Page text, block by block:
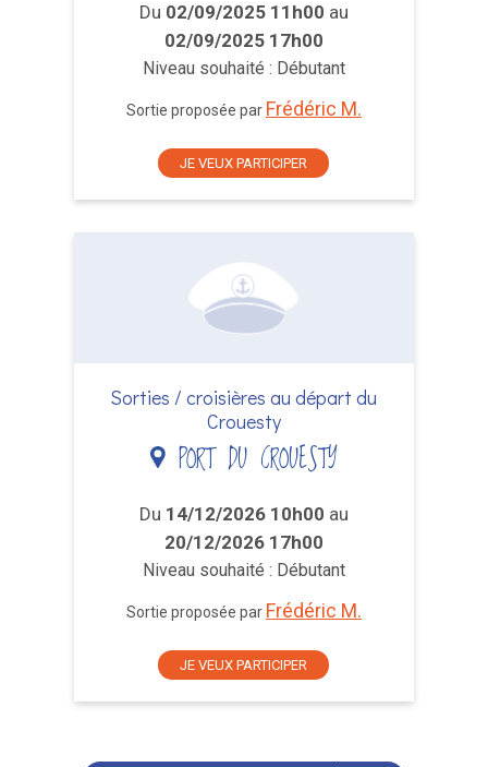
Du 02/09/2025 11h00 au
02/09/2025 17h00
Niveau souhaité : Débutant
Sortie proposée par Frédéric M.
JE VEUX PARTICIPER
Sorties / croisières au départ du
Crouesty
PORT DU CROUESTY
Du 14/12/2026 10h00 au
20/12/2026 17h00
Niveau souhaité : Débutant
Sortie proposée par Frédéric M.
JE VEUX PARTICIPER